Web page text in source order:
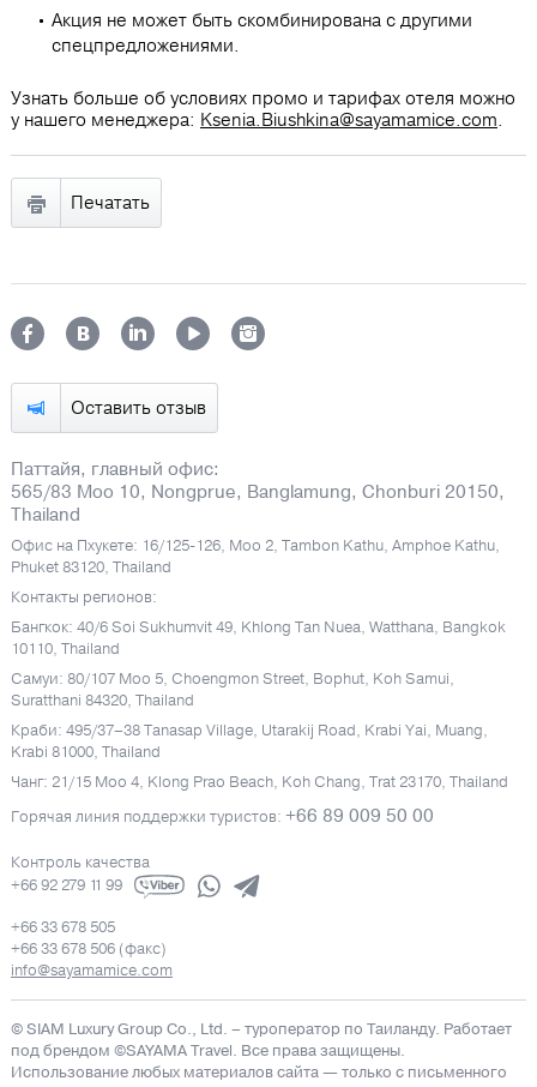
Оставить отзыв
Паттайя, главный офис:
565/83 Moo 10, Nongprue, Banglamung, Chonburi 20150,
Thailand
Офис на Пхукете: 16/125-126, Moo 2, Tambon Kathu, Amphoe Kathu,
Phuket 83120, Thailand
Контакты регионов:
Бангкок: 40/6 Soi Sukhumvit 49, Khlong Tan Nuea, Watthana, Bangkok
10110, Thailand
Самуи: 80/107 Moo 5, Choengmon Street, Bophut, Koh Samui,
Suratthani 84320, Thailand
Краби: 495/37–38 Tanasap Village, Utarakij Road, Krabi Yai, Muang,
Krabi 81000, Thailand
Чанг: 21/15 Moo 4, Klong Prao Beach, Koh Chang, Trat 23170, Thailand
Горячая линия поддержки туристов: +66 89 009 50 00
Контроль качества
+66 92 279 11 99
+66 33 678 505
+66 33 678 506 (факс)
info@sayamamice.com
© SIAM Luxury Group Co., Ltd. – туроператор по Таиланду. Работает
под брендом ©SAYAMA Travel. Все права защищены.
Использование любых материалов сайта — только с письменного
Акция не может быть скомбинирована с другими
спецпредложениями.
Узнать больше об условиях промо и тарифах отеля можно
у нашего менеджера: Ksenia.Biushkina@sayamamice.com.
Печатать